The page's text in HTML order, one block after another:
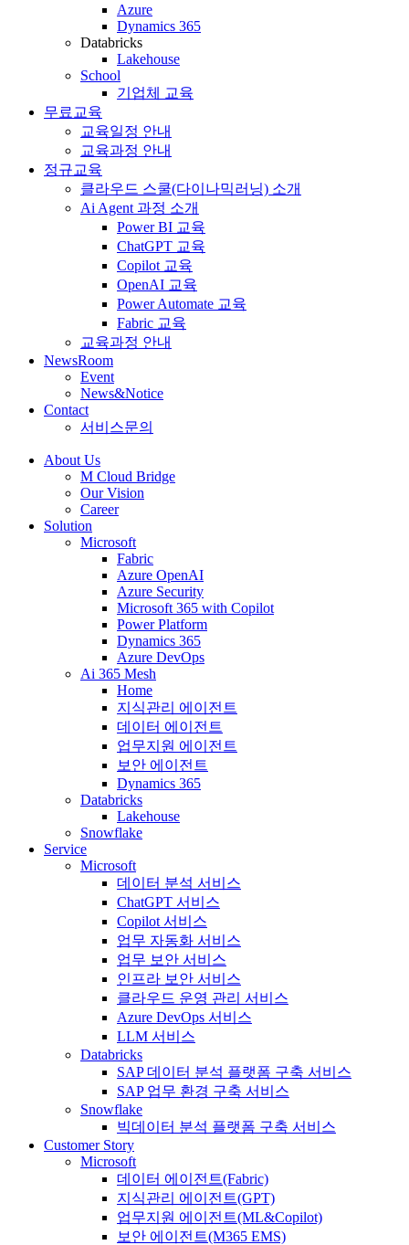
Azure
Dynamics 365
Databricks
Lakehouse
School
기업체 교육
무료교육
교육일정 안내
교육과정 안내
정규교육
클라우드 스쿨(다이나믹러닝) 소개
Ai Agent 과정 소개
Power BI 교육
ChatGPT 교육
Copilot 교육
OpenAI 교육
Power Automate 교육
Fabric 교육
교육과정 안내
NewsRoom
Event
News&Notice
Contact
서비스문의
About Us
M Cloud Bridge
Our Vision
Career
Solution
Microsoft
Fabric
Azure OpenAI
Azure Security
Microsoft 365 with Copilot
Power Platform
Dynamics 365
Azure DevOps
Ai 365 Mesh
Home
지식관리 에이전트
데이터 에이전트
업무지원 에이전트
보안 에이전트
Dynamics 365
Databricks
Lakehouse
Snowflake
Service
Microsoft
데이터 분석 서비스
ChatGPT 서비스
Copilot 서비스
업무 자동화 서비스
업무 보안 서비스
인프라 보안 서비스
클라우드 운영 관리 서비스
Azure DevOps 서비스
LLM 서비스
Databricks
SAP 데이터 분석 플랫폼 구축 서비스
SAP 업무 환경 구축 서비스
Snowflake
빅데이터 분석 플랫폼 구축 서비스
Customer Story
Microsoft
데이터 에이전트(Fabric)
지식관리 에이전트(GPT)
업무지원 에이전트(ML&Copilot)
보안 에이전트(M365 EMS)